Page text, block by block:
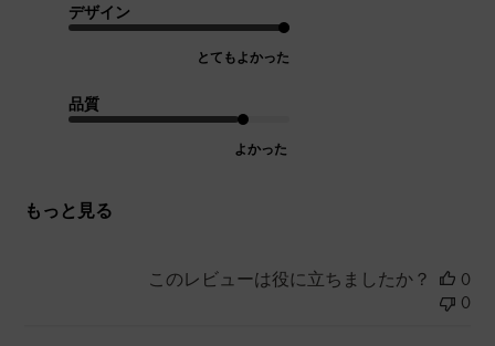
デザイン
とてもよかった
品質
よかった
もっと見る
このレビューは役に立ちましたか？
0
0